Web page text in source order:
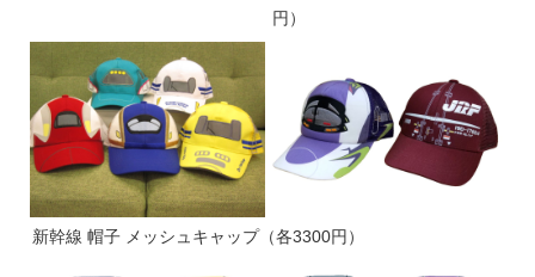
円）
新幹線 帽子 メッシュキャップ（各3300円）